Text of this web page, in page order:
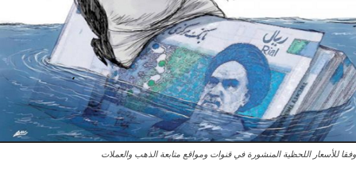
وفقا للأسعار اللحظية المنشورة في قنوات ومواقع متابعة الذهب والعملات